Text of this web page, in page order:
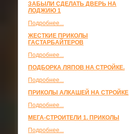
ЗАБЫЛИ СДЕЛАТЬ ДВЕРЬ НА
ЛОДЖИЮ 1
Подробнее...
ЖЕСТКИЕ ПРИКОЛЫ
ГАСТАРБАЙТЕРОВ
Подробнее...
ПОДБОРКА ЛЯПОВ НА СТРОЙКЕ.
Подробнее...
ПРИКОЛЫ АЛКАШЕЙ НА СТРОЙКЕ
Подробнее...
МЕГА-СТРОИТЕЛИ 1. ПРИКОЛЫ
Подробнее...